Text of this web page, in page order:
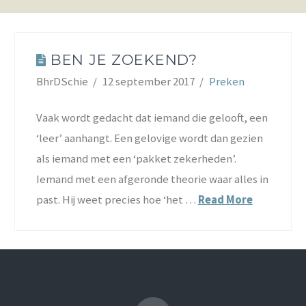
BEN JE ZOEKEND?
BhrDSchie 12 september 2017 Preken
Vaak wordt gedacht dat iemand die gelooft, een
‘leer’ aanhangt. Een gelovige wordt dan gezien
als iemand met een ‘pakket zekerheden’.
Iemand met een afgeronde theorie waar alles in
past. Hij weet precies hoe ‘het … Read More